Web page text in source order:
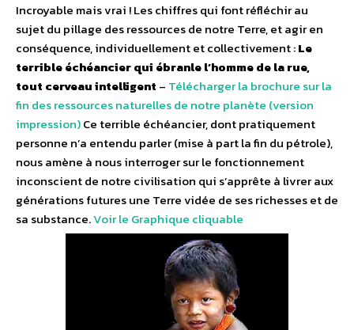
Incroyable mais vrai ! Les chiffres qui font réfléchir au
sujet du pillage des ressources de notre Terre, et agir en
conséquence, individuellement et collectivement :Le
terrible échéancier qui ébranle l’homme de la rue,
tout cerveau intelligent – Télécharger la brochure sur la
fin des ressources naturelles de notre planète (version
impression)Ce terrible échéancier, dont pratiquement
personne n’a entendu parler (mise à part la fin du pétrole),
nous amène à nous interroger sur le fonctionnement
inconscient de notre civilisation qui s’apprête à livrer aux
générations futures une Terre vidée de ses richesses et de
sa substance.Voir le Graphique cliquable